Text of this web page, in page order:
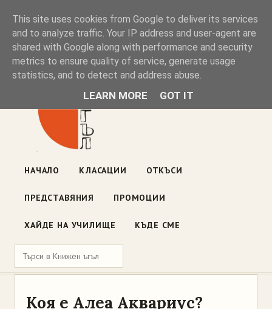
Книжен ъгъл
Блог на книжарницата — класации, откъси, нови книги
ул. „Оборище" 117, София· пон–пет 10:00–19:00 ·
НАЧАЛО КЛАСАЦИИ ОТКЪСИ
ПРЕДСТАВЯНИЯ ПРОМОЦИИ
ХАЙДЕ НА УЧИЛИЩЕ КЪДЕ СМЕ
Коя е Алеа Аквариус?
This site uses cookies from Google to deliver its services
and to analyze traffic. Your IP address and user-agent are
shared with Google along with performance and security
metrics to ensure quality of service, generate usage
statistics, and to detect and address abuse.
LEARN MORE GOT IT